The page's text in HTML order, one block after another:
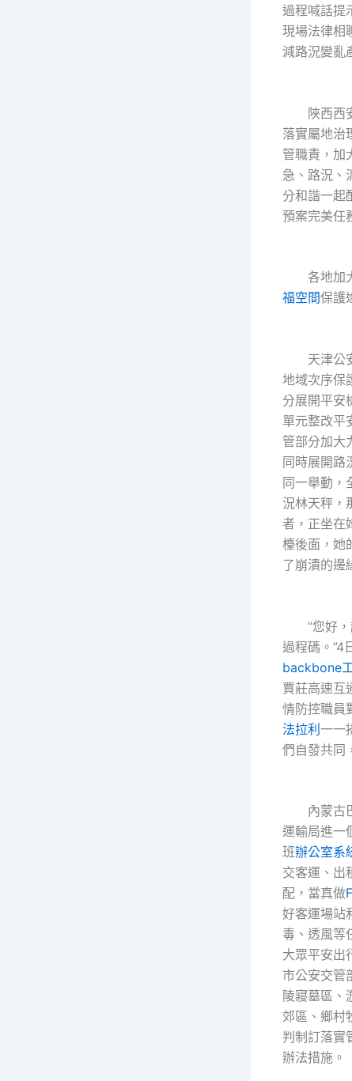
過程喊話提
現場法律相
減路況變亂
陜西西安
落實屬地治
管職責，加
急、路況、
分和諧一起
預案完美任
各地加大
福空間保護
天津公安
地域次序保
分展開平安
單元整改平
管部分加大
同時展開路
同一舉動，
況林天秤，
者，正坐在
檯後面，她
了崩潰的邊
“您好，
過程碼。”4
backbone
賈莊高速互
情防控職員
法拉利一一
們自發共同
內蒙古巴
運輸局進一
班辦公室系
交客運、出
配，當真做
好客運場站
毒、透風等
大眾平安出
市公安交管
陵寢墓區、
郊區、鄉村
判制訂落實
辦法措施。